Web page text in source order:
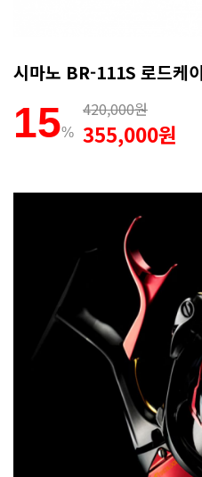
시마노 BR-111S 로드케
15%
420,000원
355,000원